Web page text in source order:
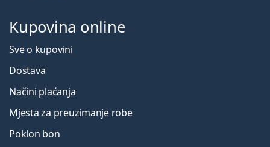
Kupovina online
Sve o kupovini
Dostava
Načini plaćanja
Mjesta za preuzimanje robe
Poklon bon